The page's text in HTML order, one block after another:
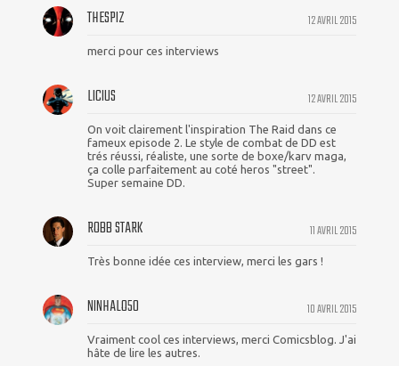
12 AVRIL 2015
THESPIZ
merci pour ces interviews
12 AVRIL 2015
LICIUS
On voit clairement l'inspiration The Raid dans ce
fameux episode 2. Le style de combat de DD est
trés réussi, réaliste, une sorte de boxe/karv maga,
ça colle parfaitement au coté heros "street".
Super semaine DD.
11 AVRIL 2015
ROBB STARK
Très bonne idée ces interview, merci les gars !
10 AVRIL 2015
NINHALO50
Vraiment cool ces interviews, merci Comicsblog. J'ai
hâte de lire les autres.